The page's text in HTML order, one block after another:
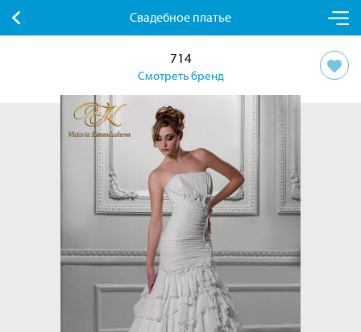
Свадебное платье
714
Смотреть бренд